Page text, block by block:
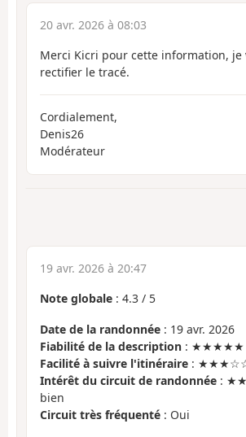
20 avr. 2026 à 08:03
Merci Kicri pour cette information, je
rectifier le tracé.
Cordialement,
Denis26
Modérateur
19 avr. 2026 à 20:47
Note globale : 4.3 / 5
Date de la randonnée : 19 avr. 2026
Fiabilité de la description : ★★★★★
Facilité à suivre l'itinéraire : ★★★☆☆
Intérêt du circuit de randonnée :
bien
Circuit très fréquenté : Oui